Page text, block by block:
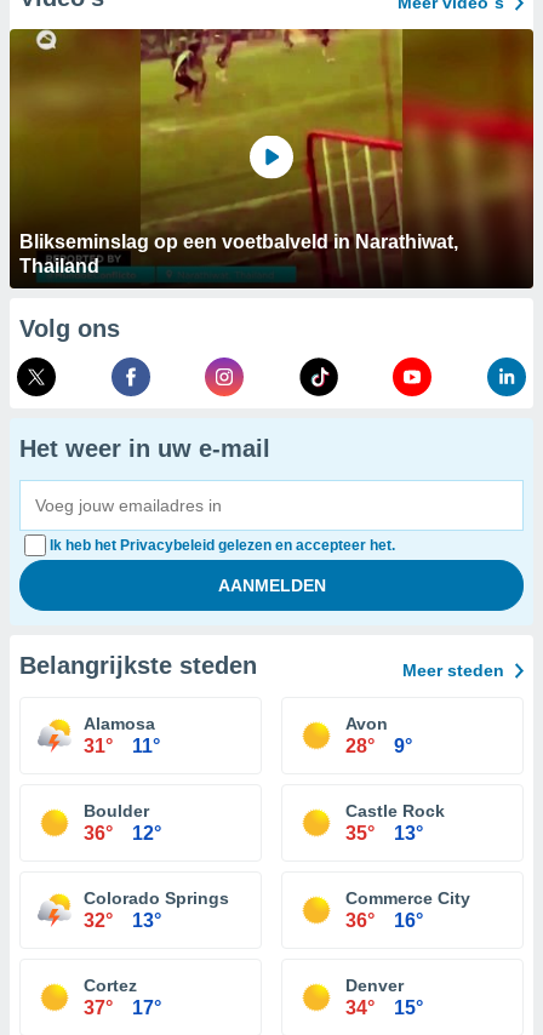
Blikseminslag op een voetbalveld in Narathiwat,
Thailand
Volg ons
Het weer in uw e-mail
Ik heb het Privacybeleid gelezen en accepteer het.
Belangrijkste steden Meer steden
Alamosa
31° 11°
Avon
28° 9°
Boulder
36° 12°
Castle Rock
35° 13°
Colorado Springs
32° 13°
Commerce City
36° 16°
Cortez
37° 17°
Denver
34° 15°